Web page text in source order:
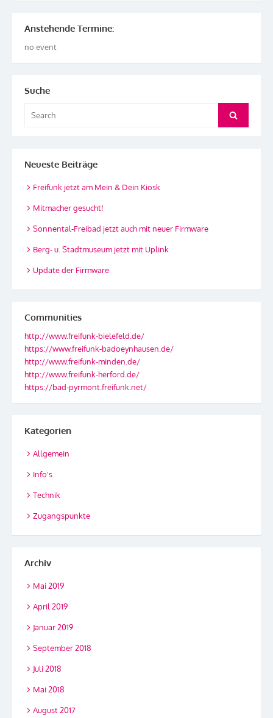
Anstehende Termine:
no event
Suche
for:
Search
Neueste Beiträge
Freifunk jetzt am Mein & Dein Kiosk
Mitmacher gesucht!
Sonnental-Freibad jetzt auch mit neuer Firmware
Berg- u. Stadtmuseum jetzt mit Uplink
Update der Firmware
Communities
http://www.freifunk-bielefeld.de/
https://www.freifunk-badoeynhausen.de/
http://www.freifunk-minden.de/
http://www.freifunk-herford.de/
https://bad-pyrmont.freifunk.net/
Kategorien
Allgemein
Info's
Technik
Zugangspunkte
Archiv
Mai 2019
April 2019
Januar 2019
September 2018
Juli 2018
Mai 2018
August 2017